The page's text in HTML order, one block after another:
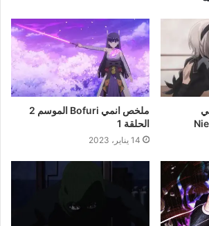
ملخص انمي Bofuri الموسم 2
الحلقة 1
14 يناير، 2023